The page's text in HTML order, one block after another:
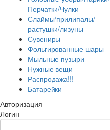
Перчатки/Чулки
Слаймы/прилипалы/
растушки/лизуны
Сувениры
Фольгированные шары
Мыльные пузыри
Нужные вещи
Распродажа!!!
Батарейки
Авторизация
Логин